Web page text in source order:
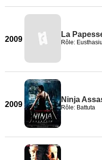
2009
La
Rôle:
2009
Ninja
Rôle: Battuta